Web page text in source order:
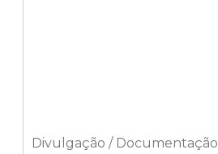
Divulgação / Documentação